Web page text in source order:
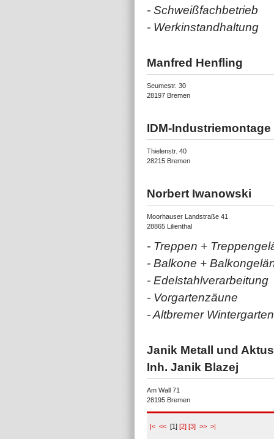
- Schweißfachbetrieb
- Werkinstandhaltung
Manfred Henfling
Seumestr. 30
28197 Bremen
IDM-
Thielenstr. 40
28215 Bremen
Norbert Iwanowski
Moorhauser Landstraße 41
28865 Lilienthal
- Treppen +
- Balkone +
- Edelstahlverarbeitung
- Vorgartenzäune
- Altbremer Wintergarten
Janik Metall und
Inh. Janik Blazej
Am Wall 71
28195 Bremen
|< << [1] [2] [3] >> >|